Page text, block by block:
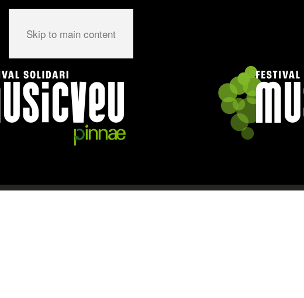
Skip to main content